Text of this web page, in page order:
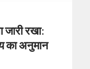
जारी रखा:
का अनुमान